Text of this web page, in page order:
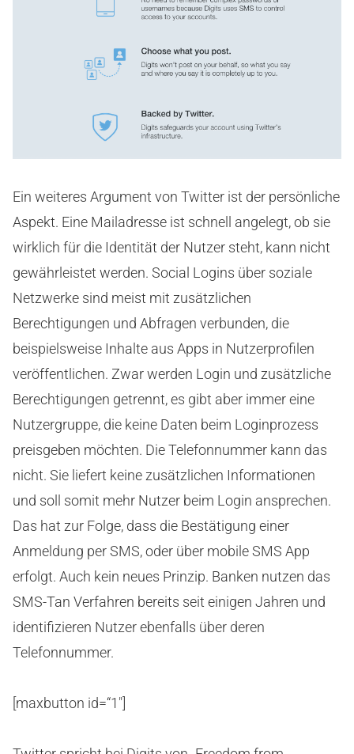
Ein weiteres Argument von Twitter ist der persönliche
Aspekt. Eine Mailadresse ist schnell angelegt, ob sie
wirklich für die Identität der Nutzer steht, kann nicht
gewährleistet werden. Social Logins über soziale
Netzwerke sind meist mit zusätzlichen
Berechtigungen und Abfragen verbunden, die
beispielsweise Inhalte aus Apps in Nutzerprofilen
veröffentlichen. Zwar werden Login und zusätzliche
Berechtigungen getrennt, es gibt aber immer eine
Nutzergruppe, die keine Daten beim Loginprozess
preisgeben möchten. Die Telefonnummer kann das
nicht. Sie liefert keine zusätzlichen Informationen
und soll somit mehr Nutzer beim Login ansprechen.
Das hat zur Folge, dass die Bestätigung einer
Anmeldung per SMS, oder über mobile SMS App
erfolgt. Auch kein neues Prinzip. Banken nutzen das
SMS-Tan Verfahren bereits seit einigen Jahren und
identifizieren Nutzer ebenfalls über deren
Telefonnummer.
[maxbutton id=“1″]